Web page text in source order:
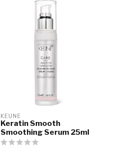
KEUNE
Keratin Smooth
Smoothing Serum 25ml